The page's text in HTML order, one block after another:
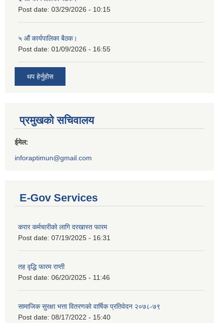
Post date: 03/29/2026 - 10:15
५ औं कार्यपालिका बैठक।
Post date: 01/09/2026 - 16:55
थप हेर्नुहोस
प्रमुखको सचिवालय
ईमेल:
inforaptimun@gmail.com
E-Gov Services
करार कर्मचारीको लागि दरखास्त फारम
Post date: 07/19/2025 - 16:31
तह वृद्धि फारम राप्ती
Post date: 06/20/2025 - 11:46
सामाजिक सुरक्षा भत्ता वितरणको वार्षिक प्रतिवेदन २०७८-७९
Post date: 08/17/2022 - 15:40